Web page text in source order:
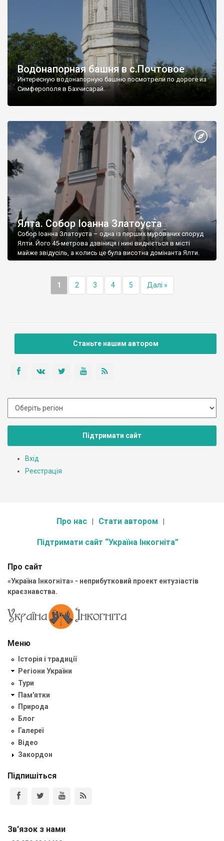
Водонапорная башня в с.Почтовое
Интересную водонапорную башню посмотрели по дороге из
Симферополя в Бахчисарай.
Ялта. Собор Іоанна Златоуста
Собор Іоанна Златоуста – одна із перших мурованих споруд
Ялти. Його 45-метрова дзвіниця і нині видніється в місті
майже звідусіль, а колись це була висотна домінанта Ялти.
1 2 3 4 5 Далі »
Станьте нашим автором
Підтримати сайт
Вхід
Реєстрація
Про нас Стати автором
Підтримати сайт “Україна Інкогніта”
Про сайт
«Україна Інкогніта» - неприбутковий проект ентузіастів
краєзнавства.
Меню
Історія і традиції
Регіони України
Тури
Пам'ятки
Природа
Блог
Галереї
Відео
Закордон
Підпишіться
Зв'язок з нами